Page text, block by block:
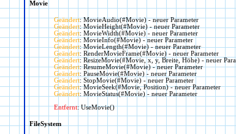
Movie
Geändert: MovieAudio(#Movie) - neuer Parameter
Geändert: MovieHeight(#Movie) - neuer Parameter
Geändert: MovieWidth(#Movie) - neuer Parameter
Geändert: MovieInfo(#Movie) - neuer Parameter
Geändert: MovieLength(#Movie) - neuer Parameter
Geändert: RenderMovieFrame(#Movie) - neuer Parameter
Geändert: ResizeMovie(#Movie, x, y, Breite, Höhe) - neuer
Geändert: ResumeMovie(#Movie) - neuer Parameter
Geändert: PauseMovie(#Movie) - neuer Parameter
Geändert: StopMovie(#Movie) - neuer Parameter
Geändert: MovieSeek(#Movie, Position) - neuer Parameter
Geändert: MovieStatus(#Movie) - neuer Parameter
Entfernt: UseMovie()
FileSystem